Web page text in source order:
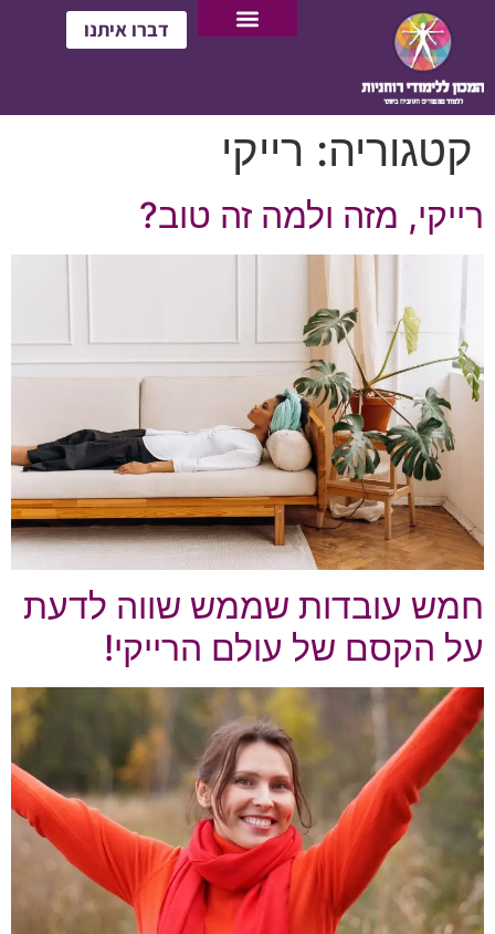
דברו איתנו
קטגוריה: רייקי
רייקי, מזה ולמה זה טוב?
חמש עובדות שממש שווה לדעת
על הקסם של עולם הרייקי!